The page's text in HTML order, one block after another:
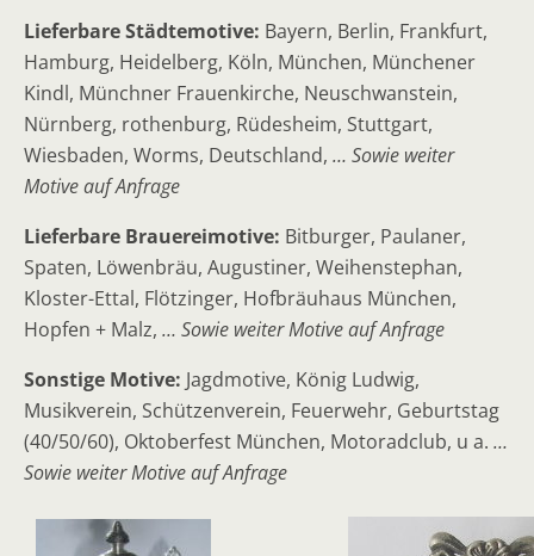
Lieferbare Städtemotive: Bayern, Berlin, Frankfurt,
Hamburg, Heidelberg, Köln, München, Münchener
Kindl, Münchner Frauenkirche, Neuschwanstein,
Nürnberg, rothenburg, Rüdesheim, Stuttgart,
Wiesbaden, Worms, Deutschland, … Sowie weiter
Motive auf Anfrage
Lieferbare Brauereimotive: Bitburger, Paulaner,
Spaten, Löwenbräu, Augustiner, Weihenstephan,
Kloster-Ettal, Flötzinger, Hofbräuhaus München,
Hopfen + Malz, … Sowie weiter Motive auf Anfrage
Sonstige Motive: Jagdmotive, König Ludwig,
Musikverein, Schützenverein, Feuerwehr, Geburtstag
(40/50/60), Oktoberfest München, Motoradclub, u a. …
Sowie weiter Motive auf Anfrage